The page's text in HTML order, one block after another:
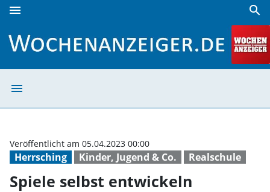
menu search
menu
Herrsching Kinder, Jugend & Co. Realschule
Veröffentlicht am 05.04.2023 00:00
Spiele selbst entwickeln